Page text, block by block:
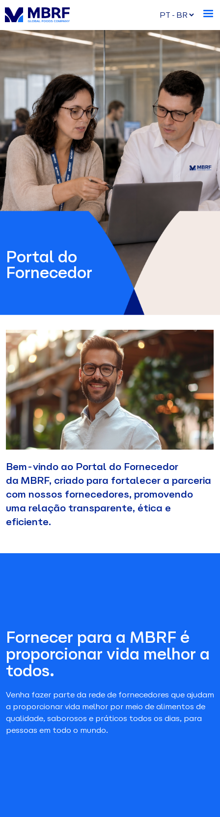
Portal do
Fornecedor
Bem-vindo ao Portal do Fornecedor
da MBRF, criado para fortalecer a parceria
com nossos fornecedores, promovendo
uma relação transparente, ética e
eficiente.
Fornecer para a MBRF é
proporcionar vida melhor a
todos.
Venha fazer parte da rede de fornecedores que ajudam
a proporcionar vida melhor por meio de alimentos de
qualidade, saborosos e práticos todos os dias, para
pessoas em todo o mundo.